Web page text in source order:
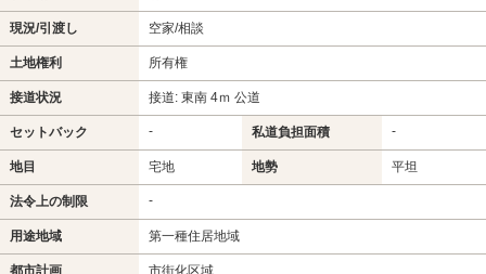
現況/引渡し 空家/相談
土地権利 所有権
接道状況 接道: 東南 4ｍ 公道
セットバック - 私道負担面積 -
地目 宅地 地勢 平坦
法令上の制限 -
用途地域 第一種住居地域
都市計画 市街化区域